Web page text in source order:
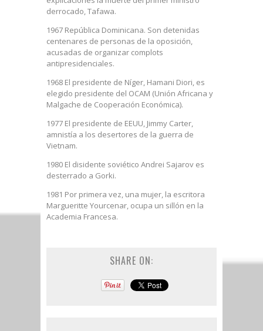
derrocado, Tafawa.
1967 República Dominicana. Son detenidas
centenares de personas de la oposición,
acusadas de organizar complots
antipresidenciales.
1968 El presidente de Níger, Hamani Diori, es
elegido presidente del OCAM (Unión Africana y
Malgache de Cooperación Económica).
1977 El presidente de EEUU, Jimmy Carter,
amnistía a los desertores de la guerra de
Vietnam.
1980 El disidente soviético Andrei Sajarov es
desterrado a Gorki.
1981 Por primera vez, una mujer, la escritora
Margueritte Yourcenar, ocupa un sillón en la
Academia Francesa.
SHARE ON: